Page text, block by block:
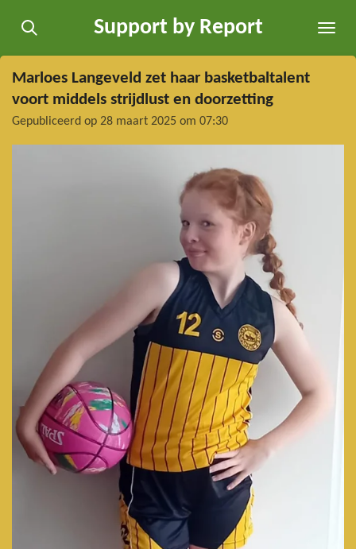
direct
naar
de
hoofdinhoud
Support by Report
Marloes Langeveld zet haar basketbaltalent
voort middels strijdlust en doorzetting
Gepubliceerd op 28 maart 2025 om 07:30